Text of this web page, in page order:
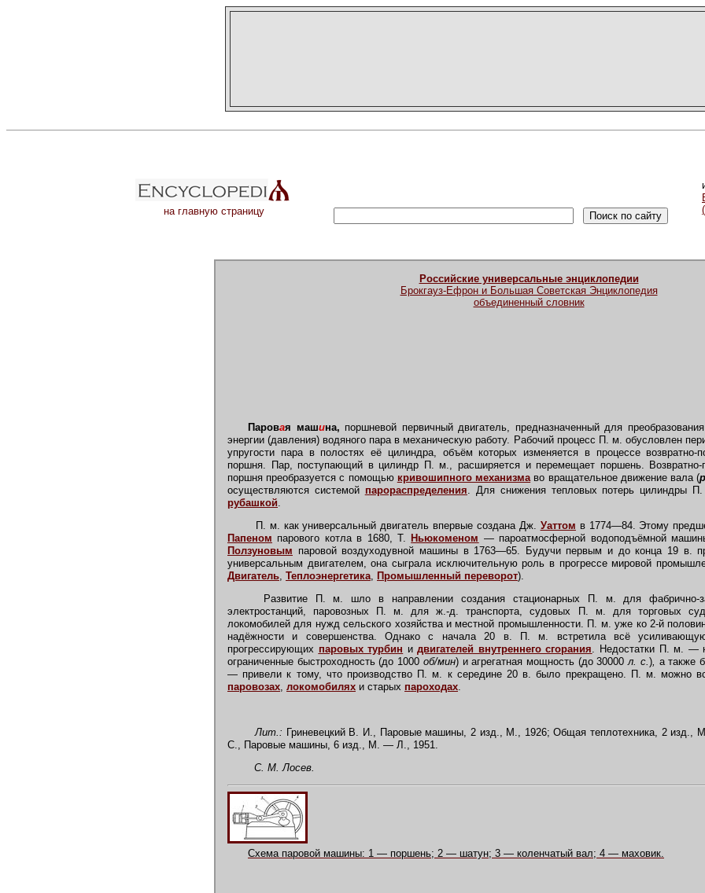
на главную страницу
Российские универсальные энциклопедии
Брокгауз-Ефрон и Большая Советская Энциклопедия
объединенный словник
Паровая машина, поршневой первичный двигатель, предназначенный для
энергии (давления) водяного пара в механическую работу. Рабочий процесс П. м. обусловлен
упругости пара в полостях её цилиндра, объём которых изменяется в процессе возвратно-
поршня. Пар, поступающий в цилиндр П. м., расширяется и перемещает поршень. Возвратно-
поршня преобразуется с помощью кривошипного механизма во вращательное движение вала (
осуществляются системой парораспределения. Для снижения тепловых потерь цилиндры
рубашкой.
П. м. как универсальный двигатель впервые создана Дж. Уаттом в 1774—84. Этому
Папеном парового котла в 1680, Т. Ньюкоменом —пароатмосферной водоподъёмной
Ползуновым паровой воздуходувной машины в 1763—65. Будучи первым и до конца 19 в.
универсальным двигателем, она сыграла исключительную роль в прогрессе мировой
Двигатель, Теплоэнергетика, Промышленный переворот).
Развитие П. м. шло в направлении создания стационарных П. м. для фабрично-
электростанций, паровозных П. м. для ж.-д. транспорта, судовых П. м. для торговых
локомобилей для нужд сельского хозяйства и местной промышленности. П. м. уже ко 2-й
надёжности и совершенства. Однако с начала 20 в. П. м. встретила всё
прогрессирующих паровых турбин идвигателей внутреннего сгорания. Недостатки П. м. —
ограниченные быстроходность (до 1000 об/мин) и агрегатная мощность (до 30000л. с.), а также
— привели к тому, что производство П. м. к середине 20 в. было прекращено. П. м. можно
паровозах, локомобилях и старых пароходах.
Лит.: Гриневецкий В. И., Паровые машины, 2 изд., М., 1926; Общая теплотехника, 2 изд.,
С., Паровые машины, 6 изд., М. — Л., 1951.
С. М. Лосев.
Схема паровой машины: 1 — поршень; 2 — шатун; 3 — коленчатый вал; 4 — маховик.